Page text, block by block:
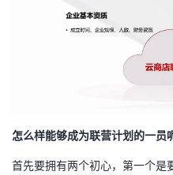
怎么样能够成为联营计划的一员
首先要拥有两个初心，第一个是